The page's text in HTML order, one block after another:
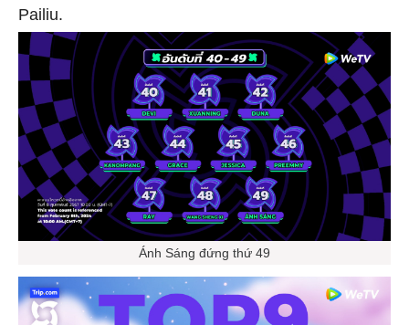
Pailiu.
Ánh Sáng đứng thứ 49